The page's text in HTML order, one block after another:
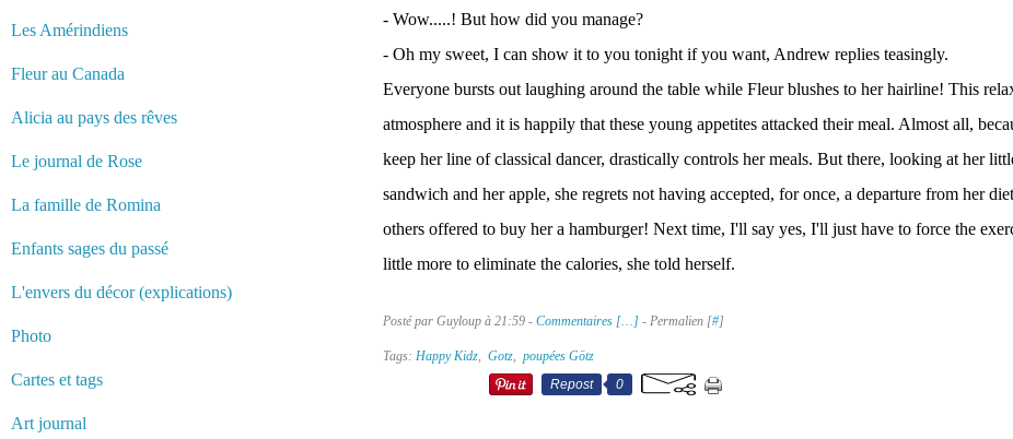
Les Amérindiens
Fleur au Canada
Alicia au pays des rêves
Le journal de Rose
La famille de Romina
Enfants sages du passé
L'envers du décor (explications)
Photo
Cartes et tags
Art journal
- Wow.....! But how did you manage?
- Oh my sweet, I can show it to you tonight if you want, Andrew replies teasingly.
Everyone bursts out laughing around the table while Fleur blushes to her hairline! This
atmosphere and it is happily that these young appetites attacked their meal. Almost all,
keep her line of classical dancer, drastically controls her meals. But there, looking at her
sandwich and her apple, she regrets not having accepted, for once, a departure from her
others offered to buy her a hamburger! Next time, I'll say yes, I'll just have to force the
little more to eliminate the calories, she told herself.
Posté par Guyloup à 21:59 - Commentaires […] - Permalien [#]
Tags: Happy Kidz, Gotz, poupées Götz
Repost
0